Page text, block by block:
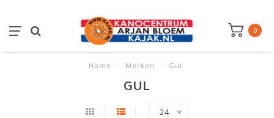
0
Home / Merken / Gul
GUL
24